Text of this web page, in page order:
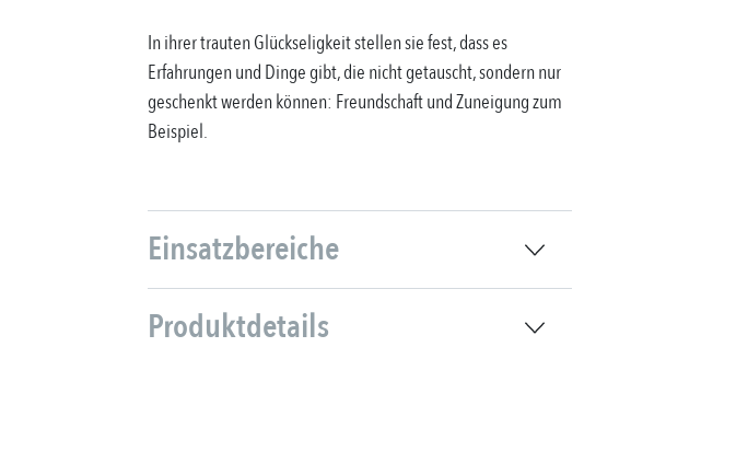
In ihrer trauten Glückseligkeit stellen sie fest, dass es
Erfahrungen und Dinge gibt, die nicht getauscht, sondern nur
geschenkt werden können: Freundschaft und Zuneigung zum
Beispiel.
Einsatzbereiche
Produktdetails